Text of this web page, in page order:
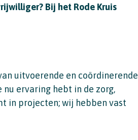
Bij het Rode Kruis
uitvoerende en coördinerende
ervaring hebt in de zorg,
in projecten; wij hebben vast